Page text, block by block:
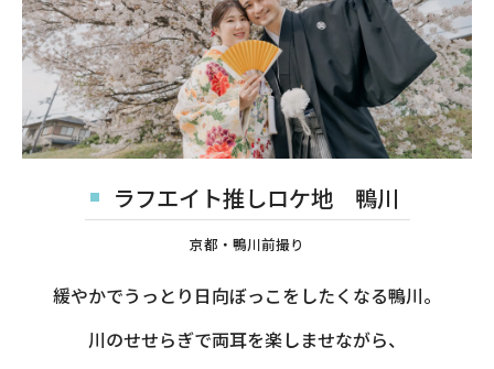
ラフエイト推しロケ地 鴨川
京都・鴨川前撮り
緩やかでうっとり日向ぼっこをしたくなる鴨川。
川のせせらぎで両耳を楽しませながら、